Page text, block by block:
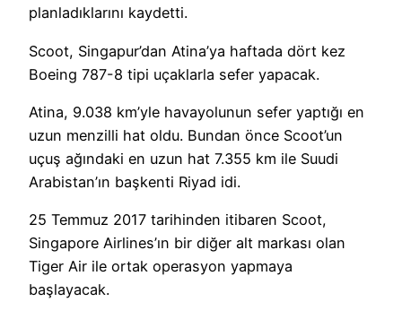
planladıklarını kaydetti.
Scoot, Singapur’dan Atina’ya haftada dört kez
Boeing 787-8 tipi uçaklarla sefer yapacak.
Atina, 9.038 km’yle havayolunun sefer yaptığı en
uzun menzilli hat oldu. Bundan önce Scoot’un
uçuş ağındaki en uzun hat 7.355 km ile Suudi
Arabistan’ın başkenti Riyad idi.
25 Temmuz 2017 tarihinden itibaren Scoot,
Singapore Airlines’ın bir diğer alt markası olan
Tiger Air ile ortak operasyon yapmaya
başlayacak.